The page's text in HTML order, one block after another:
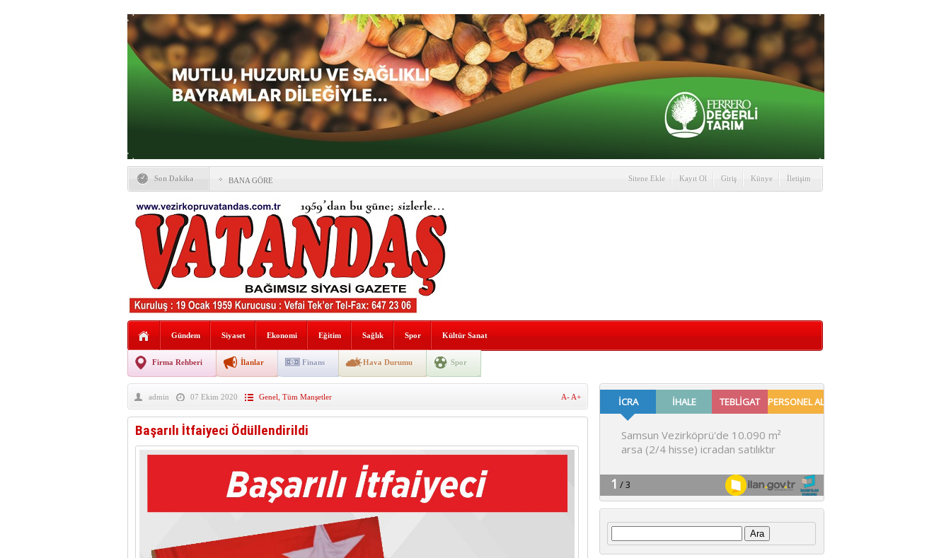
Son Dakika BANA GÖRE
Vezirköprü CHP’de istifa depremi yaşandı!
HAYATIN İÇİNDEN BESLENME
Kaybettiklerimiz
NÖBETÇİ ECZANELER
Okullarda yeni dönem: Yönetmelik kapsamlı şekilde
değişti
taşınıyor
Hafif ticari araç takla attı! 2’si Çocuk 5 Yaralı
“Yaz Seninle Güzel” doğa yürüyüşü
Sitene Ekle Kayıt Ol Giriş Künye İletişim
Gündem Siyaset Ekonomi Eğitim Sağlık Spor Kültür Sanat
Firma Rehberi İlanlar Finans Hava Durumu Spor
admin 07 Ekim 2020 Genel Tüm Manşetler A- A+
Başarılı İtfaiyeci Ödüllendirildi
Arama: